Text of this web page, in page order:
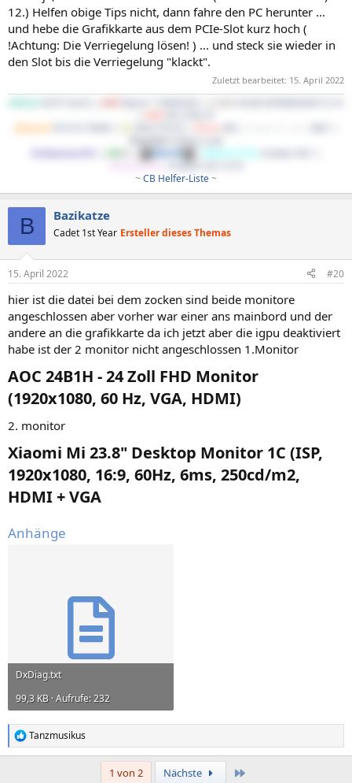
12.) Helfen obige Tips nicht, dann fahre den PC herunter ...
und hebe die Grafikkarte aus dem PCIe-Slot kurz hoch (
!Achtung: Die Verriegelung lösen! ) ... und steck sie wieder in
den Slot bis die Verriegelung "klackt".
Zuletzt bearbeitet: 15. April 2022
Enthoo Luxe
WaKü2(GPU)
: Kraken X41+G10
~CB Helfer-Liste~​
B Bazikatze
Cadet 1st Year Ersteller dieses Themas
15. April 2022 #20
hier ist die datei bei dem zocken sind beide monitore
angeschlossen aber vorher war einer ans mainbord und der
andere an die grafikkarte da ich jetzt aber die igpu deaktiviert
habe ist der 2 monitor nicht angeschlossen 1.Monitor
AOC 24B1H - 24 Zoll FHD Monitor
(1920x1080, 60 Hz, VGA, HDMI)​
2. monitor
Xiaomi Mi 23.8" Desktop Monitor 1C (ISP,
1920x1080, 16:9, 60Hz, 6ms, 250cd/m2,
HDMI + VGA​
Anhänge
DxDiag.txt
99,3 KB · Aufrufe: 232
R
e
Tanzmusikus
1 von 2 Nächste